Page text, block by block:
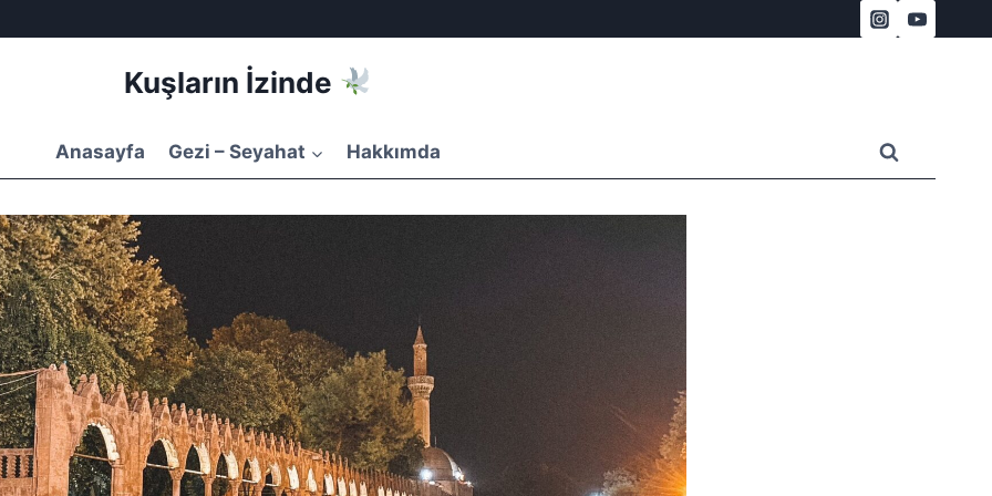
Kuşların İzinde
Anasayfa Gezi – Seyahat Hakkımda